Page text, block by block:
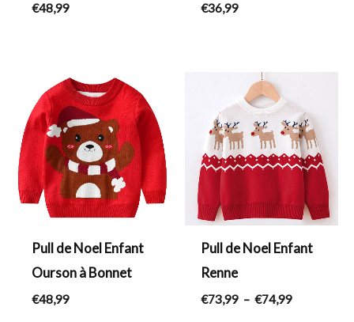
€48,99 €36,99
Pull de Noel Enfant
Ourson à Bonnet
€48,99
Pull de Noel Enfant
Renne
€73,99 – €74,99
prix :
€73,99
à
€74,99